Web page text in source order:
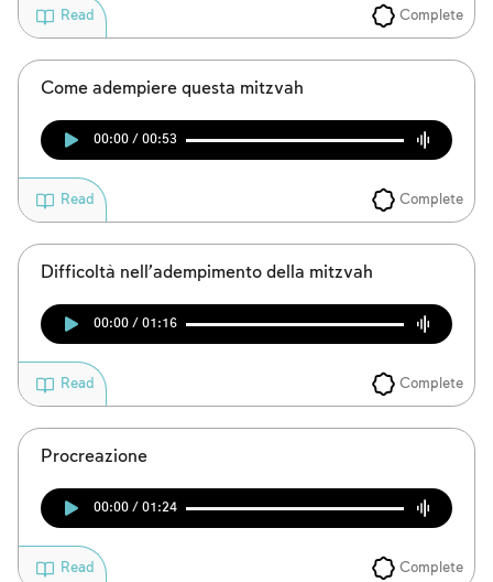
Complete
Read
Come adempiere questa mitzvah
00:00 / 00:53
Complete
Read
Difficoltà nell’adempimento della mitzvah
00:00 / 01:16
Complete
Read
Procreazione
00:00 / 01:24
Complete
Read
Account required
To mark concepts as learned, you'll need
Sign up